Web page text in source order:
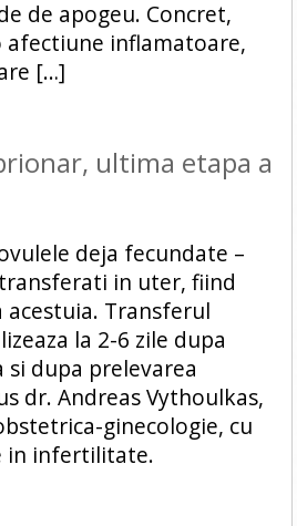
de apogeu. Concret,
afectiune inflamatoare,
[…]
ultima etapa a
deja fecundate –
in uter, fiind
acestuia. Transferul
la 2-6 zile dupa
dupa prelevarea
dr. Andreas Vythoulkas,
ginecologie, cu
in infertilitate.